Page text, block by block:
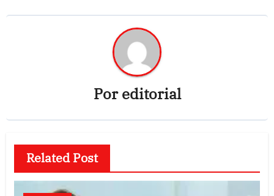
Poreditorial
Related Post